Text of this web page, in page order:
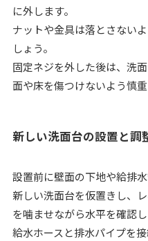
に外します。
ナットや金具は落とさない
しょう。
固定ネジを外した後は、洗
面や床を傷つけないよう慎重
新しい洗面台の設置と調
設置前に壁面の下地や給排
新しい洗面台を仮置きし、
を噛ませながら水平を確認し
給水ホースと排水パイプを